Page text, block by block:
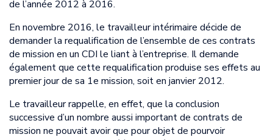
de l’année 2012 à 2016.
En novembre 2016, le travailleur intérimaire décide de
demander la requalification de l’ensemble de ces contrats
de mission en un CDI le liant à l’entreprise. Il demande
également que cette requalification produise ses effets au
premier jour de sa 1e mission, soit en janvier 2012.
Le travailleur rappelle, en effet, que la conclusion
successive d’un nombre aussi important de contrats de
mission ne pouvait avoir que pour objet de pourvoir